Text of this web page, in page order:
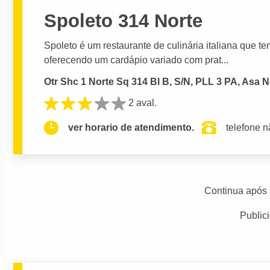
Spoleto 314 Norte
Spoleto é um restaurante de culinária italiana que
oferecendo um cardápio variado com prat...
Otr Shc 1 Norte Sq 314 Bl B, S/N, PLL 3 PA, Asa
2 aval.
ver horario de atendimento. telefone
Continua após